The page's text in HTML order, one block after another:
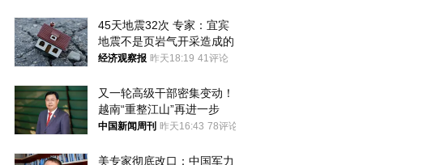
45天地震32次 专家：宜宾
地震不是页岩气开采造成的
经济观察报 昨天18:19 41评论
又一轮高级干部密集变动！
越南“重整江山”再进一步
中国新闻周刊 昨天16:43 78评论
美专家彻底改口：中国军力